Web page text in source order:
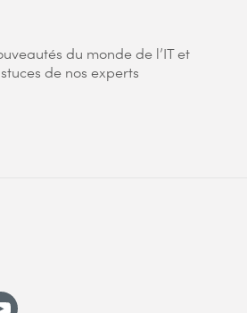
du monde de l’IT et
de nos experts